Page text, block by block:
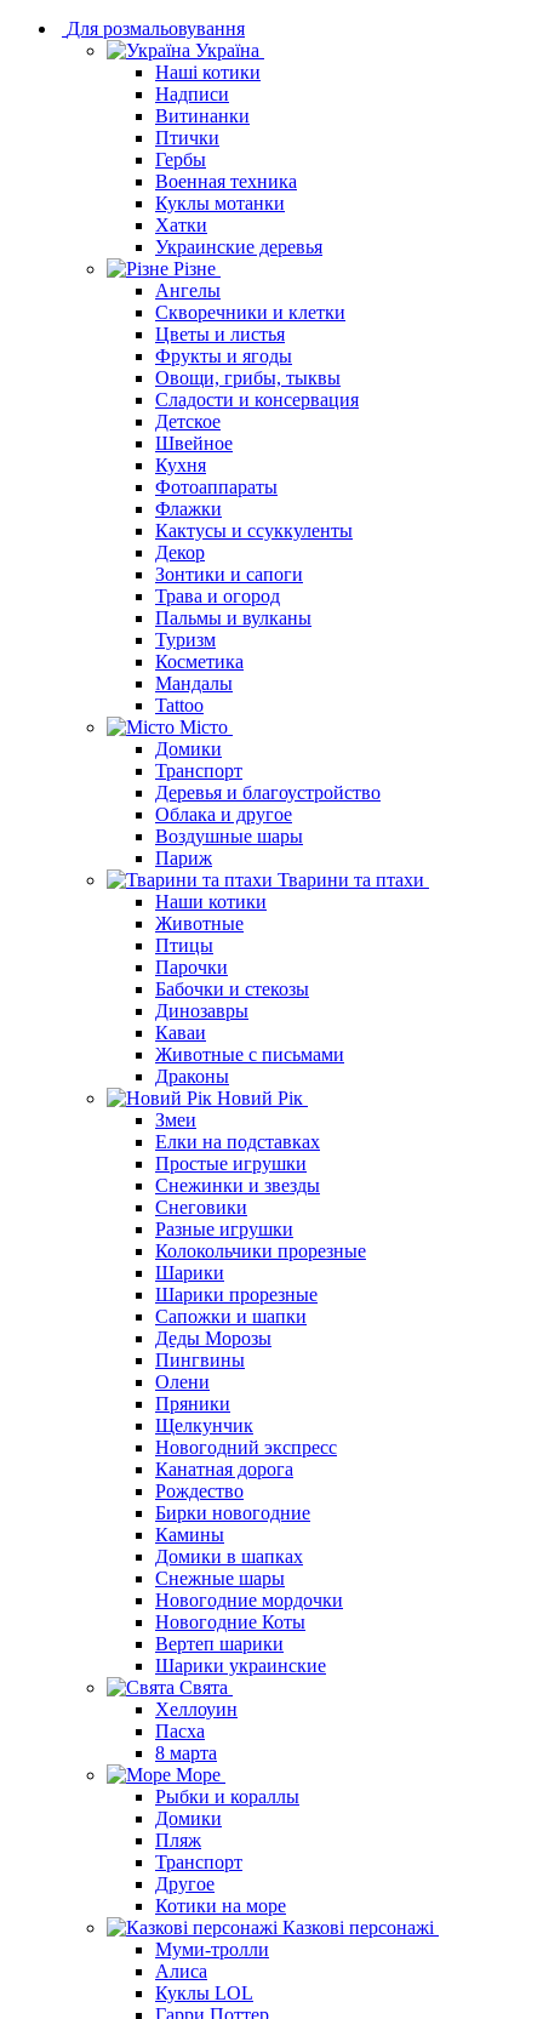
Для розмальовування
Україна
Наші котики
Надписи
Витинанки
Птички
Гербы
Военная техника
Куклы мотанки
Хатки
Украинские деревья
Різне
Ангелы
Скворечники и клетки
Цветы и листья
Фрукты и ягоды
Овощи, грибы, тыквы
Сладости и консервация
Детское
Швейное
Кухня
Фотоаппараты
Флажки
Кактусы и ссуккуленты
Декор
Зонтики и сапоги
Трава и огород
Пальмы и вулканы
Туризм
Косметика
Мандалы
Tattoo
Місто
Домики
Транспорт
Деревья и благоустройство
Облака и другое
Воздушные шары
Париж
Тварини та птахи
Наши котики
Животные
Птицы
Парочки
Бабочки и стекозы
Динозавры
Каваи
Животные с письмами
Драконы
Новий Рік
Змеи
Елки на подставках
Простые игрушки
Снежинки и звезды
Снеговики
Разные игрушки
Колокольчики прорезные
Шарики
Шарики прорезные
Сапожки и шапки
Деды Морозы
Пингвины
Олени
Пряники
Щелкунчик
Новогодний экспресс
Канатная дорога
Рождество
Бирки новогодние
Камины
Домики в шапках
Снежные шары
Новогодние мордочки
Новогодние Коты
Вертеп шарики
Шарики украинские
Свята
Хеллоуин
Пасха
8 марта
Море
Рыбки и кораллы
Домики
Пляж
Транспорт
Другое
Котики на море
Казкові персонажі
Муми-тролли
Алиса
Куклы LOL